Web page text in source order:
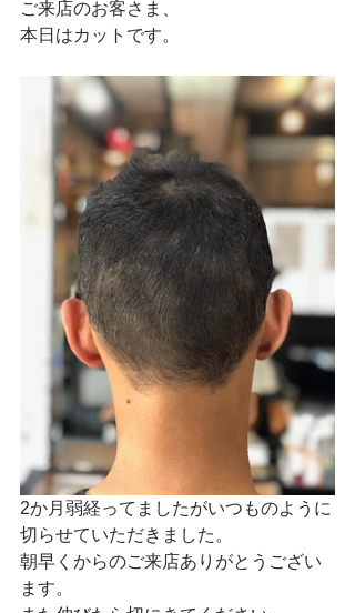
ご来店のお客さま、
本日はカットです。
2か月弱経ってましたがいつものように
切らせていただきました。
朝早くからのご来店ありがとうござい
ます。